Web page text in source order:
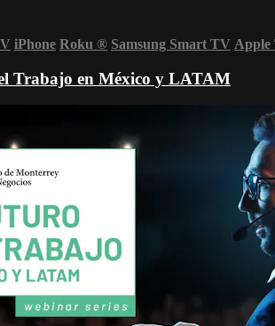
iPhone Roku ® Samsung Smart TV Apple
Trabajo en México y LATAM